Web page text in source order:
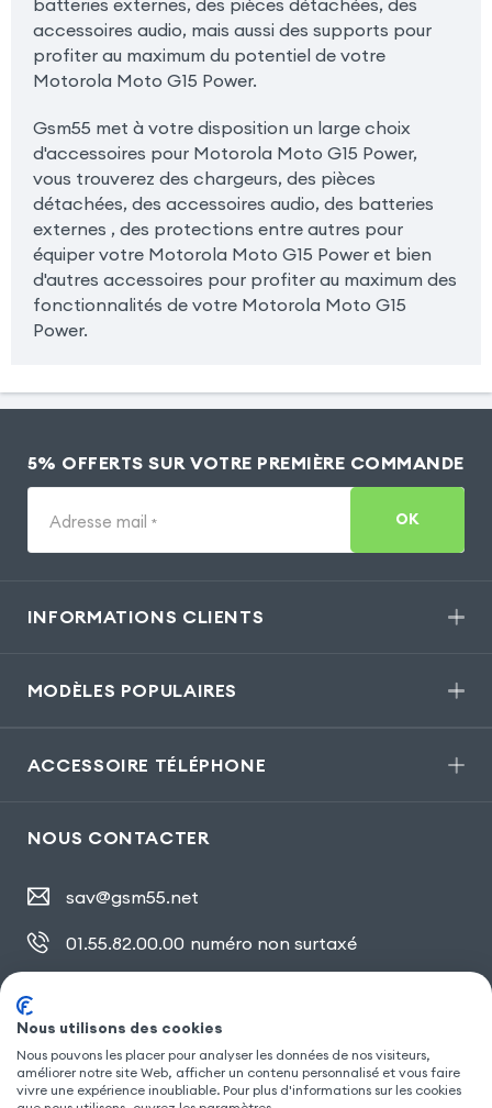
batteries externes, des pièces détachées, des
accessoires audio, mais aussi des supports pour
profiter au maximum du potentiel de votre
Motorola Moto G15 Power.
Gsm55 met à votre disposition un large choix
d'accessoires pour Motorola Moto G15 Power,
vous trouverez des chargeurs, des pièces
détachées, des accessoires audio, des batteries
externes , des protections entre autres pour
équiper votre Motorola Moto G15 Power et bien
d'autres accessoires pour profiter au maximum des
fonctionnalités de votre Motorola Moto G15
Power.
5% OFFERTS SUR VOTRE PREMIÈRE COMMANDE
Adresse mail * OK
INFORMATIONS CLIENTS
MODÈLES POPULAIRES
ACCESSOIRE TÉLÉPHONE
NOUS CONTACTER
sav@gsm55.net
01.55.82.00.00 numéro non surtaxé
SUIVEZ NOUS
Nous utilisons des cookies
Nous pouvons les placer pour analyser les données de nos visiteurs,
améliorer notre site Web, afficher un contenu personnalisé et vous faire
vivre une expérience inoubliable. Pour plus d'informations sur les cookies